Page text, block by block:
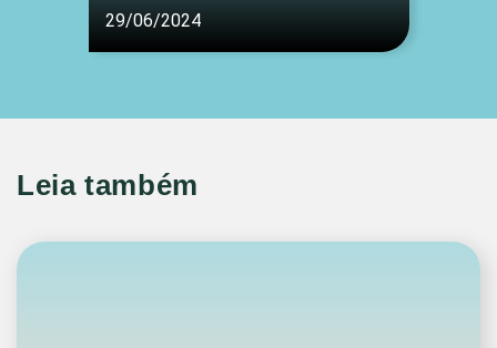
29/06/2024
Leia também